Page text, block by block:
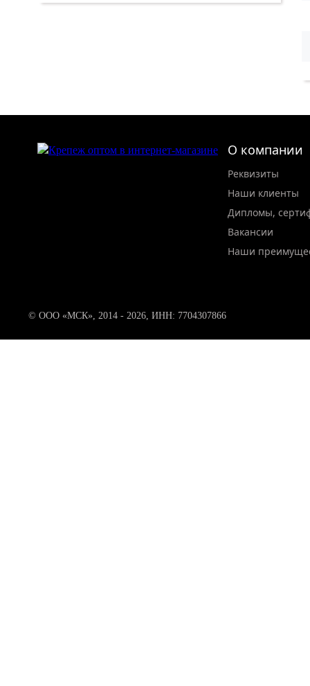
О компании
Реквизиты
Наши клиенты
Дипломы,
Вакансии
Наши
© ООО «МСК», 2014 - 2026, ИНН: 7704307866